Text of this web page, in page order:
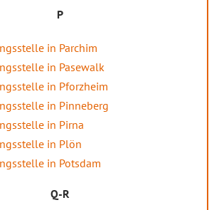
P
in Parchim
in Pasewalk
in Pforzheim
in Pinneberg
in Pirna
in Plön
in Potsdam
Q-R